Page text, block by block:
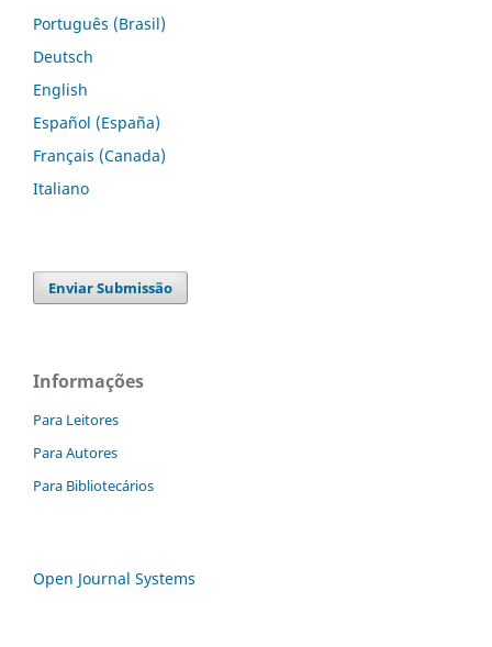
Português (Brasil)
Deutsch
English
Español (España)
Français (Canada)
Italiano
Enviar Submissão
Informações
Para Leitores
Para Autores
Para Bibliotecários
Open Journal Systems